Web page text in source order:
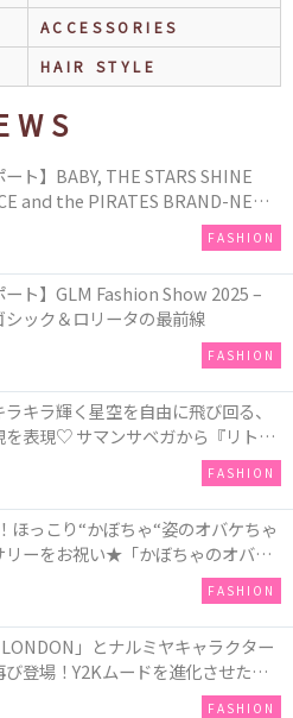
ACCESSORIES
HAIR STYLE
ート】BABY, THE STARS SHINE
and the PIRATES BRAND-NEW
TOKYO
FASHION
ート】GLM Fashion Show 2025 –
ック＆ロリータの最前線
FASHION
キラ輝く星空を自由に飛び回る、
を表現♡ サマンサベガから『リトル
50周年アニバーサリーイヤー』を
FASHION
っこり“かぼちゃ“姿のオバケちゃ
リーをお祝い★「かぼちゃのオバケ
ー」が新発売！Q-pot CAFE.では
バケーキプレート」も登場
FASHION
LONDON」とナルミヤキャラクター
び登場！Y2Kムードを進化させた新
発売♪
FASHION